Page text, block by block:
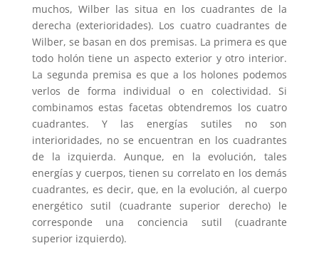
muchos, Wilber las situa en los cuadrantes de la
derecha (exterioridades). Los cuatro cuadrantes de
Wilber, se basan en dos premisas. La primera es que
todo holón tiene un aspecto exterior y otro interior.
La segunda premisa es que a los holones podemos
verlos de forma individual o en colectividad. Si
combinamos estas facetas obtendremos los cuatro
cuadrantes. Y las energías sutiles no son
interioridades, no se encuentran en los cuadrantes
de la izquierda. Aunque, en la evolución, tales
energías y cuerpos, tienen su correlato en los demás
cuadrantes, es decir, que, en la evolución, al cuerpo
energético sutil (cuadrante superior derecho) le
corresponde una conciencia sutil (cuadrante
superior izquierdo).